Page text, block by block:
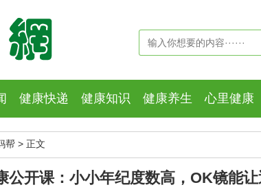
健康快递 健康知识 健康养生 心里健康
帮 > 正文
公开课：小小年纪度数高，OK镜能让